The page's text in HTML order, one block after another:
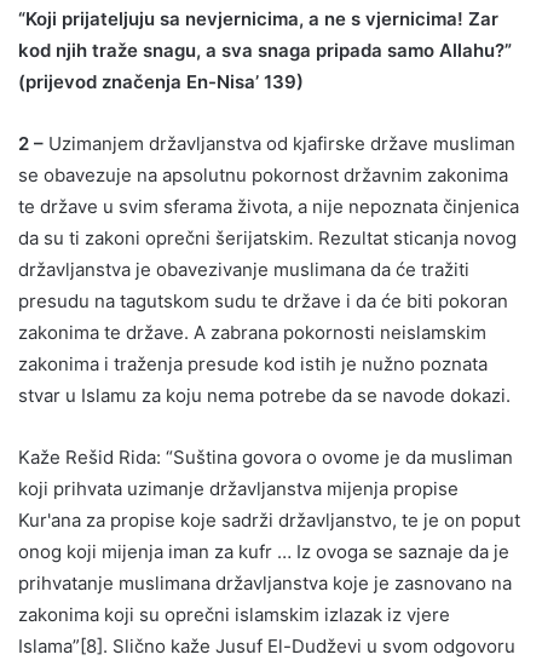
“Koji prijateljuju sa nevjernicima, a ne s vjernicima! Zar
kod njih traže snagu, a sva snaga pripada samo Allahu?”
(prijevod značenja En-Nisa’ 139)
2 – Uzimanjem državljanstva od kjafirske države musliman
se obavezuje na apsolutnu pokornost državnim zakonima
te države u svim sferama života, a nije nepoznata činjenica
da su ti zakoni oprečni šerijatskim. Rezultat sticanja novog
državljanstva je obavezivanje muslimana da će tražiti
presudu na tagutskom sudu te države i da će biti pokoran
zakonima te države. A zabrana pokornosti neislamskim
zakonima i traženja presude kod istih je nužno poznata
stvar u Islamu za koju nema potrebe da se navode dokazi.
Kaže Rešid Rida: “Suština govora o ovome je da musliman
koji prihvata uzimanje državljanstva mijenja propise
Kur'ana za propise koje sadrži državljanstvo, te je on poput
onog koji mijenja iman za kufr … Iz ovoga se saznaje da je
prihvatanje muslimana državljanstva koje je zasnovano na
zakonima koji su oprečni islamskim izlazak iz vjere
Islama”[8]. Slično kaže Jusuf El-Dudževi u svom odgovoru